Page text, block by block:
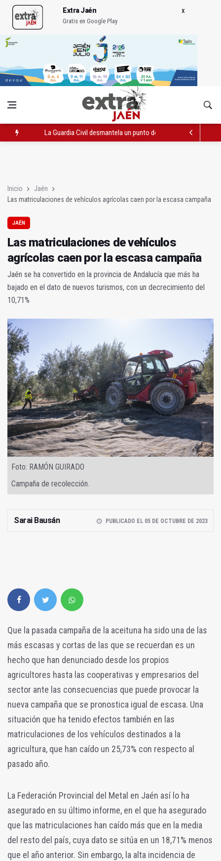
Extra Jaén
Gratis en Google Play
La Guardia Civil desmantela un punto de venta de droga en
Inicio
Jaén
Las matriculaciones de vehículos agrícolas caen por la escasa campaña
JAÉN
Las matriculaciones de vehículos
agrícolas caen por la escasa campaña
Jaén se ha convertido en la provincia de Andalucía que más ha
bajado en el dato de nuevos turismos, con un decrecimiento del
10,71%
Foto: RAMÓN GUIRADO
Campaña de recolección.
Sarai Bausán PUBLICADO EL 05 DE OCTUBRE DE 2023
Que la pasada campaña de la aceituna ha sido una de las
más escasas y cortas de las que se recuerdan es un
hecho que han denunciado desde los propios
agricultores hasta las cooperativas y empresarios del
sector ante las consecuencias que puede provocar la
nueva campaña que se pronostica igual de escasa. Una
situación que ha tenido efectos también en las
matriculaciones de los vehículos destinados a la
agricultura, que han caído un 25,73% con respecto al
pasado año.
La Federación Provincial del Metal en Jaén así lo ha
asegurado en su último informe, en el que ha asegurado
que las matriculaciones han caído más que en la media
del resto del país, cuya dato se sitúa en un 18,71% menos
que el año anterior. Sin embargo, la alta incidencia de